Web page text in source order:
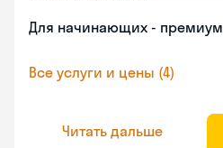
Для начинающих - премиум
Все услуги и цены (4)
Читать дальше